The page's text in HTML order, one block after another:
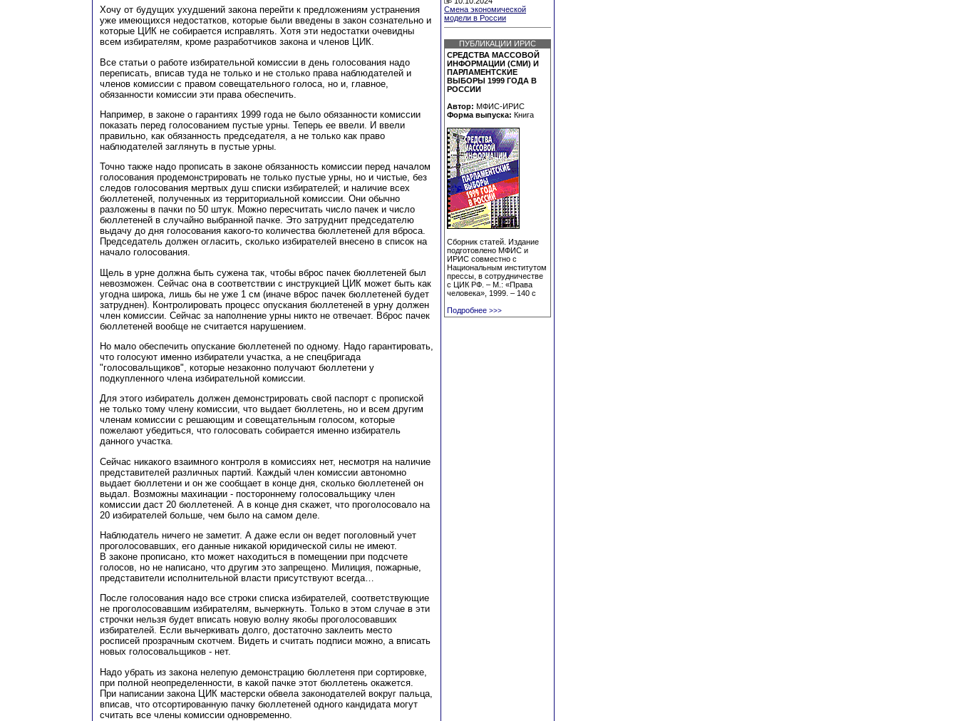
Хочу от будущих ухудшений закона перейти к предложениям устранения
уже имеющихся недостатков, которые были введены в закон сознательно и
которые ЦИК не собирается исправлять. Хотя эти недостатки очевидны
всем избирателям, кроме разработчиков закона и членов ЦИК.
Все статьи о работе избирательной комиссии в день голосования надо
переписать, вписав туда не только и не столько права наблюдателей и
членов комиссии с правом совещательного голоса, но и, главное,
обязанности комиссии эти права обеспечить.
Например, в законе о гарантиях 1999 года не было обязанности комиссии
показать перед голосованием пустые урны. Теперь ее ввели. И ввели
правильно, как обязанность председателя, а не только как право
наблюдателей заглянуть в пустые урны.
Точно также надо прописать в законе обязанность комиссии перед началом
голосования продемонстрировать не только пустые урны, но и чистые, без
следов голосования мертвых душ списки избирателей; и наличие всех
бюллетеней, полученных из территориальной комиссии. Они обычно
разложены в пачки по 50 штук. Можно пересчитать число пачек и число
бюллетеней в случайно выбранной пачке. Это затруднит председателю
выдачу до дня голосования какого-то количества бюллетеней для вброса.
Председатель должен огласить, сколько избирателей внесено в список на
начало голосования.
Щель в урне должна быть сужена так, чтобы вброс пачек бюллетеней был
невозможен. Сейчас она в соответствии с инструкцией ЦИК может быть как
угодна широка, лишь бы не уже 1 см (иначе вброс пачек бюллетеней будет
затруднен). Контролировать процесс опускания бюллетеней в урну должен
член комиссии. Сейчас за наполнение урны никто не отвечает. Вброс пачек
бюллетеней вообще не считается нарушением.
Но мало обеспечить опускание бюллетеней по одному. Надо гарантировать,
что голосуют именно избиратели участка, а не спецбригада
"голосовальщиков", которые незаконно получают бюллетени у
подкупленного члена избирательной комиссии.
Для этого избиратель должен демонстрировать свой паспорт с пропиской
не только тому члену комиссии, что выдает бюллетень, но и всем другим
членам комиссии с решающим и совещательным голосом, которые
пожелают убедиться, что голосовать собирается именно избиратель
данного участка.
Сейчас никакого взаимного контроля в комиссиях нет, несмотря на наличие
представителей различных партий. Каждый член комиссии автономно
выдает бюллетени и он же сообщает в конце дня, сколько бюллетеней он
выдал. Возможны махинации - постороннему голосовальщику член
комиссии даст 20 бюллетеней. А в конце дня скажет, что проголосовало на
20 избирателей больше, чем было на самом деле.
Наблюдатель ничего не заметит. А даже если он ведет поголовный учет
проголосовавших, его данные никакой юридической силы не имеют.
В законе прописано, кто может находиться в помещении при подсчете
голосов, но не написано, что другим это запрещено. Милиция, пожарные,
представители исполнительной власти присутствуют всегда…
После голосования надо все строки списка избирателей, соответствующие
не проголосовавшим избирателям, вычеркнуть. Только в этом случае в эти
строчки нельзя будет вписать новую волну якобы проголосовавших
избирателей. Если вычеркивать долго, достаточно заклеить место
росписей прозрачным скотчем. Видеть и считать подписи можно, а вписать
новых голосовальщиков - нет.
Надо убрать из закона нелепую демонстрацию бюллетеня при сортировке,
при полной неопределенности, в какой пачке этот бюллетень окажется.
При написании закона ЦИК мастерски обвела законодателей вокруг пальца,
вписав, что отсортированную пачку бюллетеней одного кандидата могут
считать все члены комиссии одновременно.
Смена экономической
модели в России
ПУБЛИКАЦИИ ИРИС
СРЕДСТВА МАССОВОЙ
ИНФОРМАЦИИ (СМИ) И
ПАРЛАМЕНТСКИЕ
ВЫБОРЫ 1999 ГОДА В
РОССИИ
Автор: МФИС-ИРИС
Форма выпуска: Книга
Сборник статей. Издание
подготовлено МФИС и
ИРИС совместно с
Национальным институтом
прессы, в сотрудничестве
с ЦИК РФ. – М.: «Права
человека», 1999. – 140 с
Подробнее >>>